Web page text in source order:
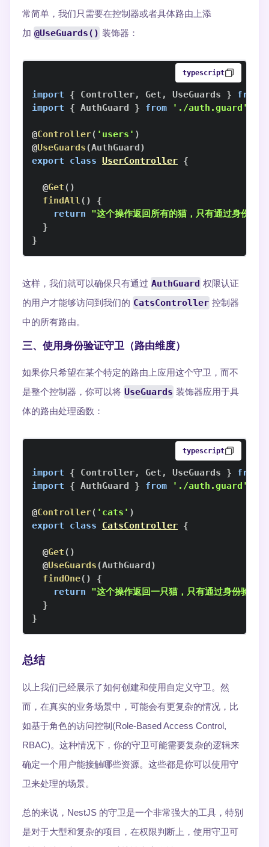
常简单，我们只需要在控制器或者具体路由上添
加 @UseGuards() 装饰器：
typescript
import { Controller, Get , UseGuards } from
import
{ AuthGuard } from './auth.guard'
@Controller( 'users' )
@UseGuards(AuthGuard)
export
class UserController {
@Get( )
findAll( )
{
return
"这个操作返回所有的猫，只有通过身份验
}
}
这样，我们就可以确保只有通过 AuthGuard 权限认证
的用户才能够访问到我们的 CatsController 控制器
中的所有路由。
三、使用身份验证守卫（路由维度）
如果你只希望在某个特定的路由上应用这个守卫，而不
是整个控制器，你可以将 UseGuards 装饰器应用于具
体的路由处理函数：
typescript
import { Controller, Get , UseGuards } from
import
{ AuthGuard } from './auth.guard'
@Controller( 'cats' )
export
class CatsController {
@Get( )
@UseGuards(AuthGuard)
findOne( )
{
return
"这个操作返回一只猫，只有通过身份验证
}
}
总结
以上我们已经展示了如何创建和使用自定义守卫。然
而，在真实的业务场景中，可能会有更复杂的情况，比
如基于角色的访问控制(Role-Based Access Control,
RBAC)。这种情况下，你的守卫可能需要复杂的逻辑来
确定一个用户能接触哪些资源。这些都是你可以使用守
卫来处理的场景。
总的来说，NestJS 的守卫是一个非常强大的工具，特别
是对于大型和复杂的项目，在权限判断上，使用守卫可